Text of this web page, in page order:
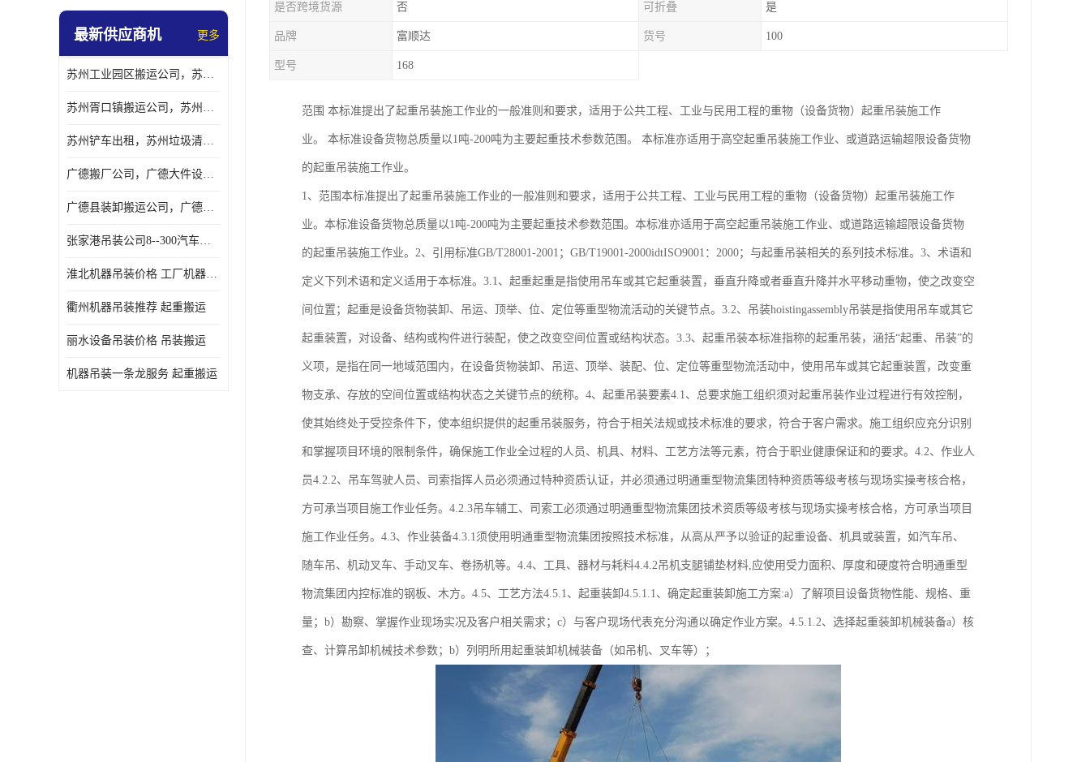
最新供应商机 更多
苏州工业园区搬运公司，苏州工业园区搬厂公司
苏州胥口镇搬运公司，苏州胥口镇吊装搬厂公司
苏州铲车出租，苏州垃圾清理铲车租赁服务
广德搬厂公司，广德大件设备搬厂，广德搬运
广德县装卸搬运公司，广德县机器搬运公司
张家港吊装公司8--300汽车吊出租）
淮北机器吊装价格 工厂机器吊装
衢州机器吊装推荐 起重搬运
丽水设备吊装价格 吊装搬运
机器吊装一条龙服务 起重搬运
是否跨境货源 否 可折叠 是
品牌 富顺达 货号 100
型号 168
范围 本标准提出了起重吊装施工作业的一般准则和要求，适用于公共工程、工业与民用工程的重物（设备货物）起重吊装施工作
业。 本标准设备货物总质量以1吨-200吨为主要起重技术参数范围。 本标准亦适用于高空起重吊装施工作业、或道路运输超限设备货物
的起重吊装施工作业。
1、范围本标准提出了起重吊装施工作业的一般准则和要求，适用于公共工程、工业与民用工程的重物（设备货物）起重吊装施工作
业。本标准设备货物总质量以1吨-200吨为主要起重技术参数范围。本标准亦适用于高空起重吊装施工作业、或道路运输超限设备货物
的起重吊装施工作业。2、引用标准GB/T28001-2001；GB/T19001-2000idtISO9001：2000；与起重吊装相关的系列技术标准。3、术语和
定义下列术语和定义适用于本标准。3.1、起重起重是指使用吊车或其它起重装置，垂直升降或者垂直升降并水平移动重物，使之改变空
间位置；起重是设备货物装卸、吊运、顶举、位、定位等重型物流活动的关键节点。3.2、吊装hoistingassembly吊装是指使用吊车或其它
起重装置，对设备、结构或构件进行装配，使之改变空间位置或结构状态。3.3、起重吊装本标准指称的起重吊装，涵括“起重、吊装”的
义项，是指在同一地域范围内，在设备货物装卸、吊运、顶举、装配、位、定位等重型物流活动中，使用吊车或其它起重装置，改变重
物支承、存放的空间位置或结构状态之关键节点的统称。4、起重吊装要素4.1、总要求施工组织须对起重吊装作业过程进行有效控制，
使其始终处于受控条件下，使本组织提供的起重吊装服务，符合于相关法规或技术标准的要求，符合于客户需求。施工组织应充分识别
和掌握项目环境的限制条件，确保施工作业全过程的人员、机具、材料、工艺方法等元素，符合于职业健康保证和的要求。4.2、作业人
员4.2.2、吊车驾驶人员、司索指挥人员必须通过特种资质认证，并必须通过明通重型物流集团特种资质等级考核与现场实操考核合格，
方可承当项目施工作业任务。4.2.3吊车辅工、司索工必须通过明通重型物流集团技术资质等级考核与现场实操考核合格，方可承当项目
施工作业任务。4.3、作业装备4.3.1须使用明通重型物流集团按照技术标准，从高从严予以验证的起重设备、机具或装置，如汽车吊、
随车吊、机动叉车、手动叉车、卷扬机等。4.4、工具、器材与耗料4.4.2吊机支腿铺垫材料,应使用受力面积、厚度和硬度符合明通重型
物流集团内控标准的钢板、木方。4.5、工艺方法4.5.1、起重装卸4.5.1.1、确定起重装卸施工方案:a）了解项目设备货物性能、规格、重
量；b）勘察、掌握作业现场实况及客户相关需求；c）与客户现场代表充分沟通以确定作业方案。4.5.1.2、选择起重装卸机械装备a）核
查、计算吊卸机械技术参数；b）列明所用起重装卸机械装备（如吊机、叉车等）；